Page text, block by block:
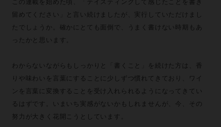
この連載を始めた頃、「テイスティングして感じたことを書き
留めてください」と言い続けましたが、実行していただけまし
たでしょうか。確かにとても面倒で、うまく書けない時期もあ
ったかと思います。
わからないながらもしっかりと「書くこと」を続けた方は、香
りや味わいを言葉にすることに少しずつ慣れてきており、ワイ
ンを言葉に変換することを受け入れられるようになってきてい
るはずです。いまいち実感がないかもしれませんが、今、その
努力が大きく花開こうとしています。